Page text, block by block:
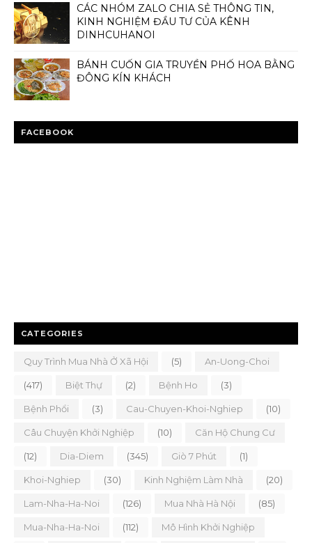
CÁC NHÓM ZALO CHIA SẺ THÔNG TIN,
KINH NGHIỆM ĐẦU TƯ CỦA KÊNH
DINHCUHANOI
BÁNH CUỐN GIA TRUYỀN PHỐ HOA BẰNG
ĐÔNG KÍN KHÁCH
FACEBOOK
CATEGORIES
Quy Trình Mua Nhà Ở Xã Hội (5) An-Uong-Choi
(417) Biệt Thự (2) Bệnh Ho (3)
Bệnh Phổi (3) Cau-Chuyen-Khoi-Nghiep (10)
Câu Chuyện Khởi Nghiệp (10) Căn Hộ Chung Cư
(12) Dia-Diem (345) Giò 7 Phút (1)
Khoi-Nghiep (30) Kinh Nghiệm Làm Nhà (20)
Lam-Nha-Ha-Noi (126) Mua Nhà Hà Nội (85)
Mua-Nha-Ha-Noi (112) Mô Hình Khởi Nghiệp